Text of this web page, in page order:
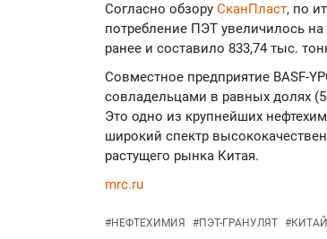
Согласно обзору СканПласт, по
потребление ПЭТ увеличилось
ранее и составило 833,74 тыс.
Совместное предприятие BASF-
совладельцами в равных долях
Это одно из крупнейших
широкий спектр
растущего рынка Китая.
mrc.ru
#НЕФТЕХИМИЯ #ПЭТ-ГРАНУЛЯТ #КИТАЙ